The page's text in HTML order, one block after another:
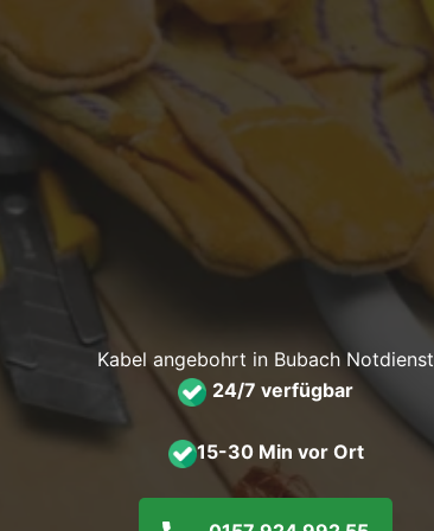
Kabel angebohrt in Bubach Notdienst
24/7 verfügbar
15-30 Min vor Ort